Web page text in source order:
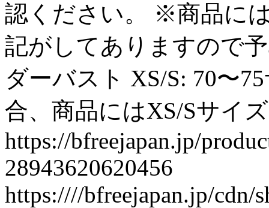
認ください。 ※商品に
記がしてありますので
ダーバスト XS/S: 70〜
合、商品にはXS/Sサイ
https://bfreejapan.jp/
28943620620456
https:////bfreejapan.jp/cdn/